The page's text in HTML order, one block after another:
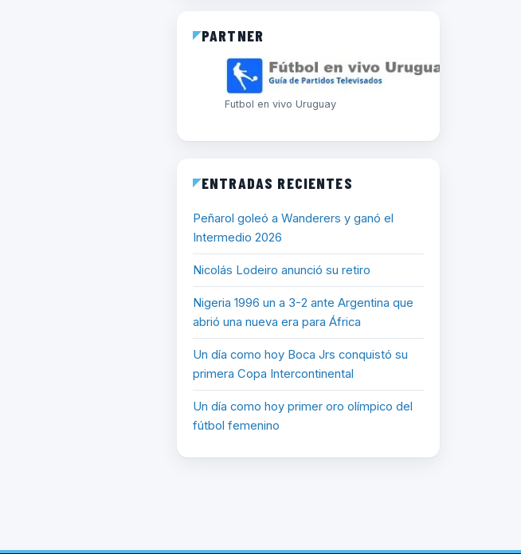
PARTNER
Futbol en vivo Uruguay
ENTRADAS RECIENTES
Peñarol goleó a Wanderers y ganó el
Intermedio 2026
Nicolás Lodeiro anunció su retiro
Nigeria 1996 un a 3-2 ante Argentina que
abrió una nueva era para África
Un día como hoy Boca Jrs conquistó su
primera Copa Intercontinental
Un día como hoy primer oro olímpico del
fútbol femenino